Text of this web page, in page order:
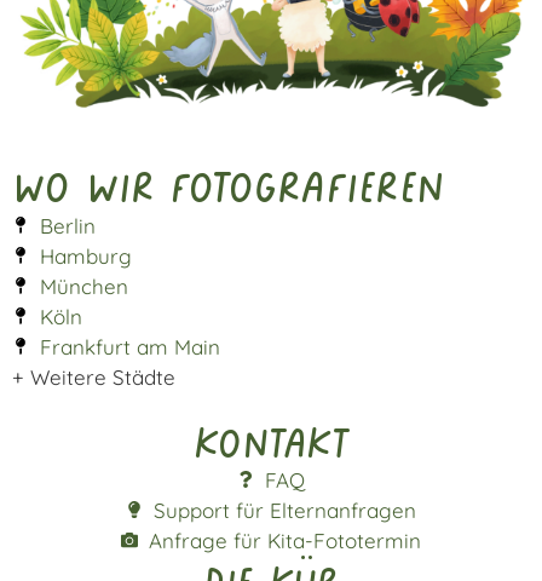
Wo wir fotografieren
Berlin
Hamburg
München
Köln
Frankfurt am Main
+ Weitere Städte
Kontakt
FAQ
Support für Elternanfragen
Anfrage für Kita-Fototermin